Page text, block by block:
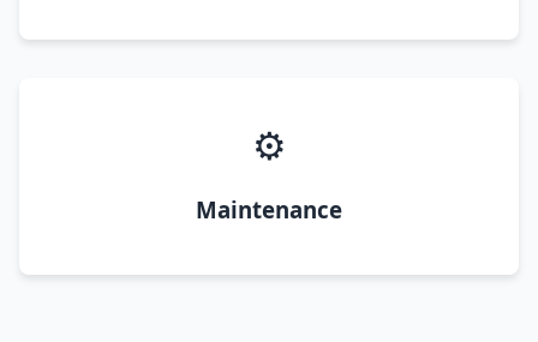
⚙️
Maintenance